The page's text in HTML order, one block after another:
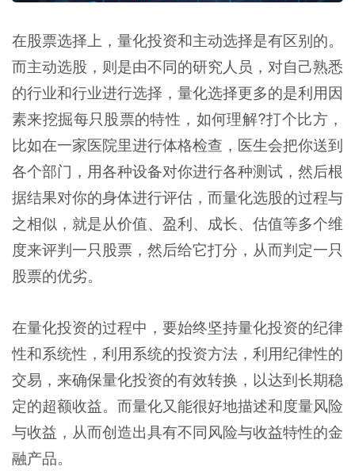
在股票选择上，量化投资和主动选择是有区别的。
而主动选股，则是由不同的研究人员，对自己熟悉
的行业和行业进行选择，量化选择更多的是利用因
素来挖掘每只股票的特性，如何理解?打个比方，
比如在一家医院里进行体格检查，医生会把你送到
各个部门，用各种设备对你进行各种测试，然后根
据结果对你的身体进行评估，而量化选股的过程与
之相似，就是从价值、盈利、成长、估值等多个维
度来评判一只股票，然后给它打分，从而判定一只
股票的优劣。
在量化投资的过程中，要始终坚持量化投资的纪律
性和系统性，利用系统的投资方法，利用纪律性的
交易，来确保量化投资的有效转换，以达到长期稳
定的超额收益。而量化又能很好地描述和度量风险
与收益，从而创造出具有不同风险与收益特性的金
融产品。